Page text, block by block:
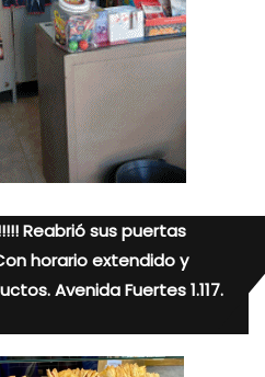
!!!!!! Reabrió sus puertas
horario extendido y
Avenida Fuertes 1.117.